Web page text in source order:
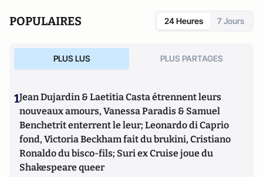
POPULAIRES 24 Heures 7 Jours
PLUS LUS PLUS PARTAGES
1Jean Dujardin & Laetitia Casta étrennent leurs
nouveaux amours, Vanessa Paradis & Samuel
Benchetrit enterrent le leur; Leonardo di Caprio
fond, Victoria Beckham fait du brukini, Cristiano
Ronaldo du bisco-fils; Suri ex Cruise joue du
Shakespeare queer